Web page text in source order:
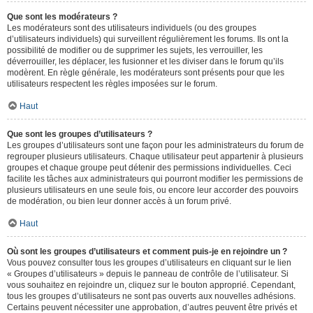
Que sont les modérateurs ?
Les modérateurs sont des utilisateurs individuels (ou des groupes
d’utilisateurs individuels) qui surveillent régulièrement les forums. Ils ont la
possibilité de modifier ou de supprimer les sujets, les verrouiller, les
déverrouiller, les déplacer, les fusionner et les diviser dans le forum qu’ils
modèrent. En règle générale, les modérateurs sont présents pour que les
utilisateurs respectent les règles imposées sur le forum.
Haut
Que sont les groupes d’utilisateurs ?
Les groupes d’utilisateurs sont une façon pour les administrateurs du forum de
regrouper plusieurs utilisateurs. Chaque utilisateur peut appartenir à plusieurs
groupes et chaque groupe peut détenir des permissions individuelles. Ceci
facilite les tâches aux administrateurs qui pourront modifier les permissions de
plusieurs utilisateurs en une seule fois, ou encore leur accorder des pouvoirs
de modération, ou bien leur donner accès à un forum privé.
Haut
Où sont les groupes d’utilisateurs et comment puis-je en rejoindre un ?
Vous pouvez consulter tous les groupes d’utilisateurs en cliquant sur le lien
« Groupes d’utilisateurs » depuis le panneau de contrôle de l’utilisateur. Si
vous souhaitez en rejoindre un, cliquez sur le bouton approprié. Cependant,
tous les groupes d’utilisateurs ne sont pas ouverts aux nouvelles adhésions.
Certains peuvent nécessiter une approbation, d’autres peuvent être privés et